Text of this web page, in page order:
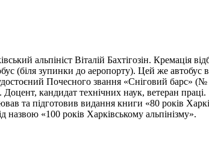
альпініст Віталій Бахтігозін. Кремація
(біля зупинки до аеропорту). Цей же автобус
Почесного звання «Сніговий барс»
кандидат технічних наук, ветеран праці.
та підготовив видання книги «80 років
назвою «100 років Харківському альпінізму».